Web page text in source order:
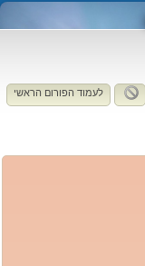
לעמוד הפורום הראשי